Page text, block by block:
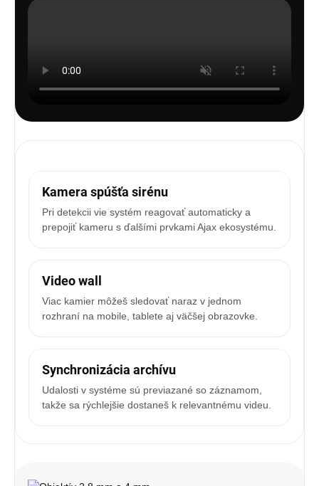
Kamera spúšťa sirénu
Pri detekcii vie systém reagovať automaticky a
prepojiť kameru s ďalšími prvkami Ajax ekosystému.
Video wall
Viac kamier môžeš sledovať naraz v jednom
rozhraní na mobile, tablete aj väčšej obrazovke.
Synchronizácia archívu
Udalosti v systéme sú previazané so záznamom,
takže sa rýchlejšie dostaneš k relevantnému videu.